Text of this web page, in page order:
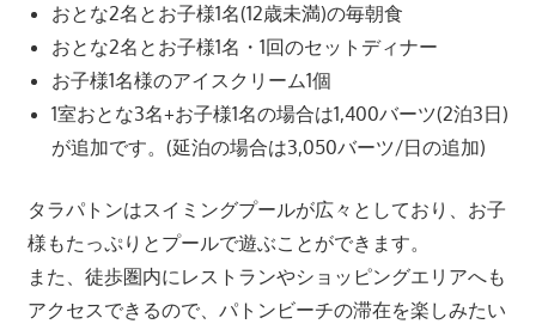
カ
ル
な
目
つ、
プ
ー
おとな2名とお子様1名(12歳未満)の毎朝食
おとな2名とお子様1名・1回のセットディナー
お子様1名様のアイスクリーム1個
1室おとな3名+お子様1名の場合は1,400バーツ(2泊3日)
が追加です。(延泊の場合は3,050バーツ/日の追加)
タラパトンはスイミングプールが広々としており、お子
様もたっぷりとプールで遊ぶことができます。
また、徒歩圏内にレストランやショッピングエリアへも
アクセスできるので、パトンビーチの滞在を楽しみたい